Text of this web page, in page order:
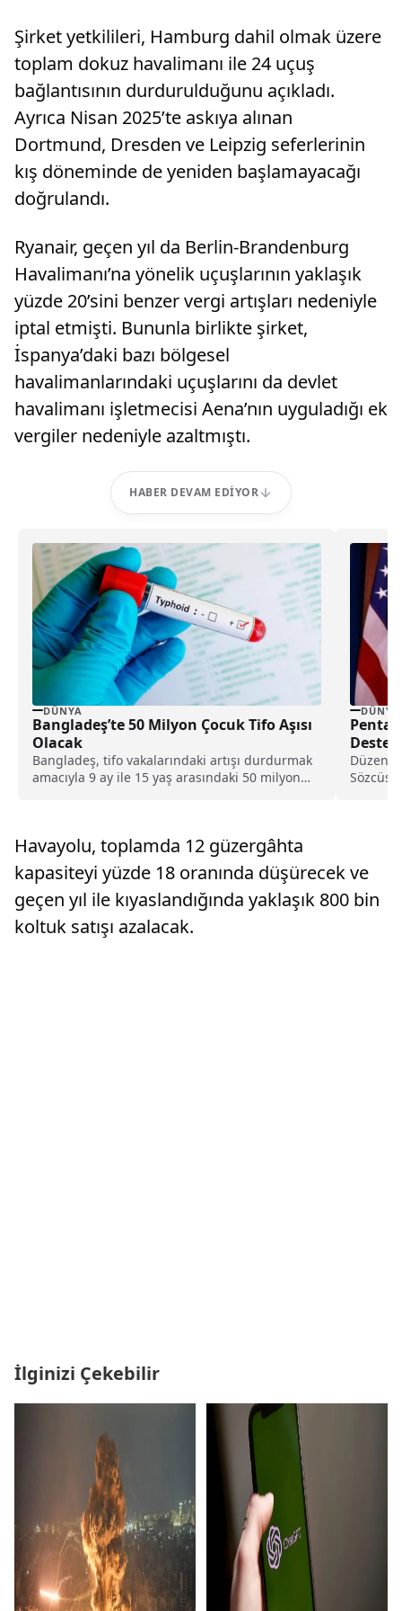
Şirket yetkilileri, Hamburg dahil olmak üzere
toplam dokuz havalimanı ile 24 uçuş
bağlantısının durdurulduğunu açıkladı.
Ayrıca Nisan 2025’te askıya alınan
Dortmund, Dresden ve Leipzig seferlerinin
kış döneminde de yeniden başlamayacağı
doğrulandı.
Ryanair, geçen yıl da Berlin-Brandenburg
Havalimanı’na yönelik uçuşlarının yaklaşık
yüzde 20’sini benzer vergi artışları nedeniyle
iptal etmişti. Bununla birlikte şirket,
İspanya’daki bazı bölgesel
havalimanlarındaki uçuşlarını da devlet
havalimanı işletmecisi Aena’nın uyguladığı ek
vergiler nedeniyle azaltmıştı.
HABER DEVAM EDIYOR
DÜNYA
Bangladeş’te 50 Milyon Çocuk Tifo Aşısı
Olacak
Bangladeş, tifo vakalarındaki artışı durdurmak
amacıyla 9 ay ile 15 yaş arasındaki 50 milyon
DÜNYA
Havayolu, toplamda 12 güzergâhta
kapasiteyi yüzde 18 oranında düşürecek ve
geçen yıl ile kıyaslandığında yaklaşık 800 bin
koltuk satışı azalacak.
İlginizi Çekebilir